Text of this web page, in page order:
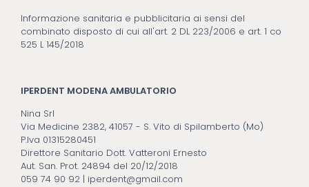
Informazione sanitaria e pubblicitaria ai sensi del
combinato disposto di cui all'art. 2 DL 223/2006 e art. 1 co
525 L 145/2018
IPERDENT MODENA AMBULATORIO
Nina Srl
Via Medicine 2382, 41057 - S. Vito di Spilamberto (Mo)
P.Iva 01315280451
Direttore Sanitario Dott. Vatteroni Ernesto
Aut. San. Prot. 24894 del 20/12/2018
059 74 90 92 | iperdent@gmail.com